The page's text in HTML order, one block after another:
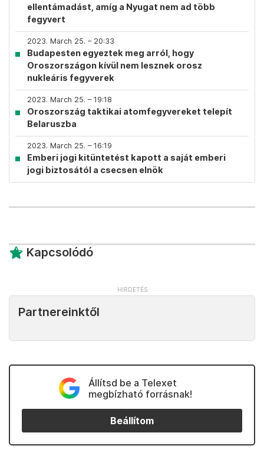
ellentámadást, amíg a Nyugat nem ad több
fegyvert
2023. March 25. – 20:33
Budapesten egyeztek meg arról, hogy
Oroszországon kívül nem lesznek orosz
nukleáris fegyverek
2023. March 25. – 19:18
Oroszország taktikai atomfegyvereket telepít
Belaruszba
2023. March 25. – 16:19
Emberi jogi kitüntetést kapott a saját emberi
jogi biztosától a csecsen elnök
Kapcsolódó
Partnereinktől
Állítsd be a Telexet
megbízható forrásnak!
Beállítom